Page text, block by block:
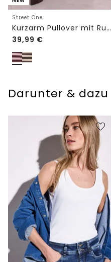
Street One
Kurzarm Pullover mit Rundhals und Streifen
39,99 €
Darunter & dazu